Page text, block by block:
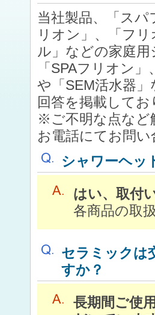
当社製品、「ス
リオン」、「フ
ル」などの家庭
「SPAフリオン
や「SEM活水器
回答を掲載してお
※ご不明な点など
お電話にてお問い
シャワーヘッ
はい、取付
各商品の取
セラミックは
すか？
長期間ご使